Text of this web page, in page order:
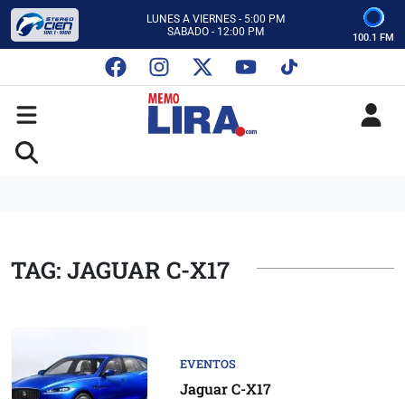
LUNES A VIERNES - 5:00 PM
SABADO - 12:00 PM
CON MEMO LIRA Y SU EQUIPO
LUNES A VIERNES - 5:00 PM
SABADO - 12:00 PM
100.1 FM
TAG: JAGUAR C-X17
EVENTOS
Jaguar C-X17